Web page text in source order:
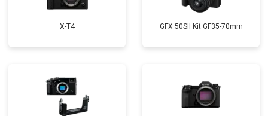
X-T4 GFX 50SII Kit GF35-70mm